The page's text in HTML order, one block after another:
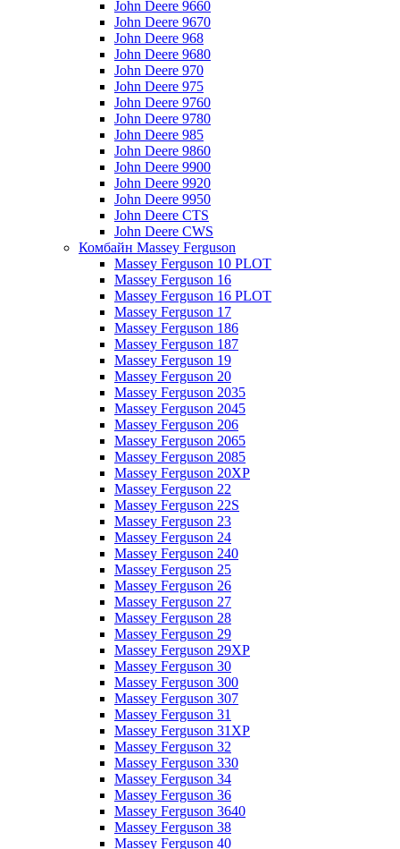
John Deere 9660
John Deere 9670
John Deere 968
John Deere 9680
John Deere 970
John Deere 975
John Deere 9760
John Deere 9780
John Deere 985
John Deere 9860
John Deere 9900
John Deere 9920
John Deere 9950
John Deere CTS
John Deere CWS
Комбайн Massey Ferguson
Massey Ferguson 10 PLOT
Massey Ferguson 16
Massey Ferguson 16 PLOT
Massey Ferguson 17
Massey Ferguson 186
Massey Ferguson 187
Massey Ferguson 19
Massey Ferguson 20
Massey Ferguson 2035
Massey Ferguson 2045
Massey Ferguson 206
Massey Ferguson 2065
Massey Ferguson 2085
Massey Ferguson 20XP
Massey Ferguson 22
Massey Ferguson 22S
Massey Ferguson 23
Massey Ferguson 24
Massey Ferguson 240
Massey Ferguson 25
Massey Ferguson 26
Massey Ferguson 27
Massey Ferguson 28
Massey Ferguson 29
Massey Ferguson 29XP
Massey Ferguson 30
Massey Ferguson 300
Massey Ferguson 307
Massey Ferguson 31
Massey Ferguson 31XP
Massey Ferguson 32
Massey Ferguson 330
Massey Ferguson 34
Massey Ferguson 36
Massey Ferguson 3640
Massey Ferguson 38
Massey Ferguson 40